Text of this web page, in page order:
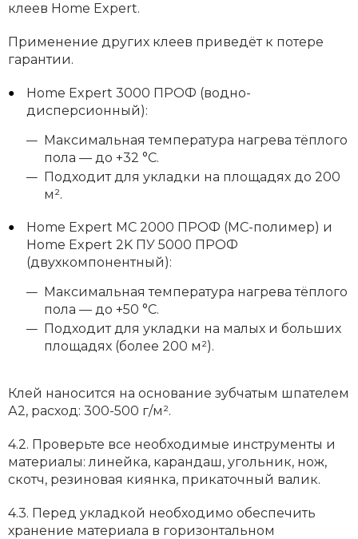
клеев Home Expert.
Применение других клеев приведёт к потере
гарантии.
Home Expert 3000 ПРОФ (водно-
дисперсионный):
Максимальная температура нагрева тёплого
пола — до +32 °C.
Подходит для укладки на площадях до 200
м².
Home Expert МС 2000 ПРОФ (МС-полимер) и
Home Expert 2K ПУ 5000 ПРОФ
(двухкомпонентный):
Максимальная температура нагрева тёплого
пола — до +50 °C.
Подходит для укладки на малых и больших
площадях (более 200 м²).
Клей наносится на основание зубчатым шпателем
А2, расход: 300-500 г/м².
4.2. Проверьте все необходимые инструменты и
материалы: линейка, карандаш, угольник, нож,
скотч, резиновая киянка, прикаточный валик.
4.3. Перед укладкой необходимо обеспечить
хранение материала в горизонтальном